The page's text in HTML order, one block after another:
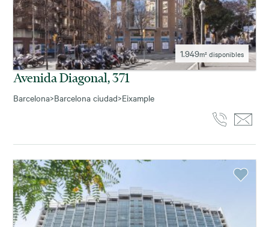
1.949m² disponibles
Avenida Diagonal, 371
Barcelona>Barcelona ciudad>Eixample